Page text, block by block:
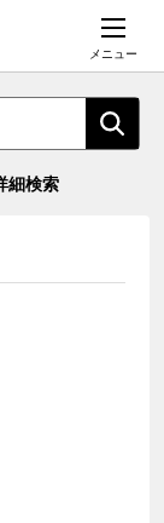
メニュー
細検索